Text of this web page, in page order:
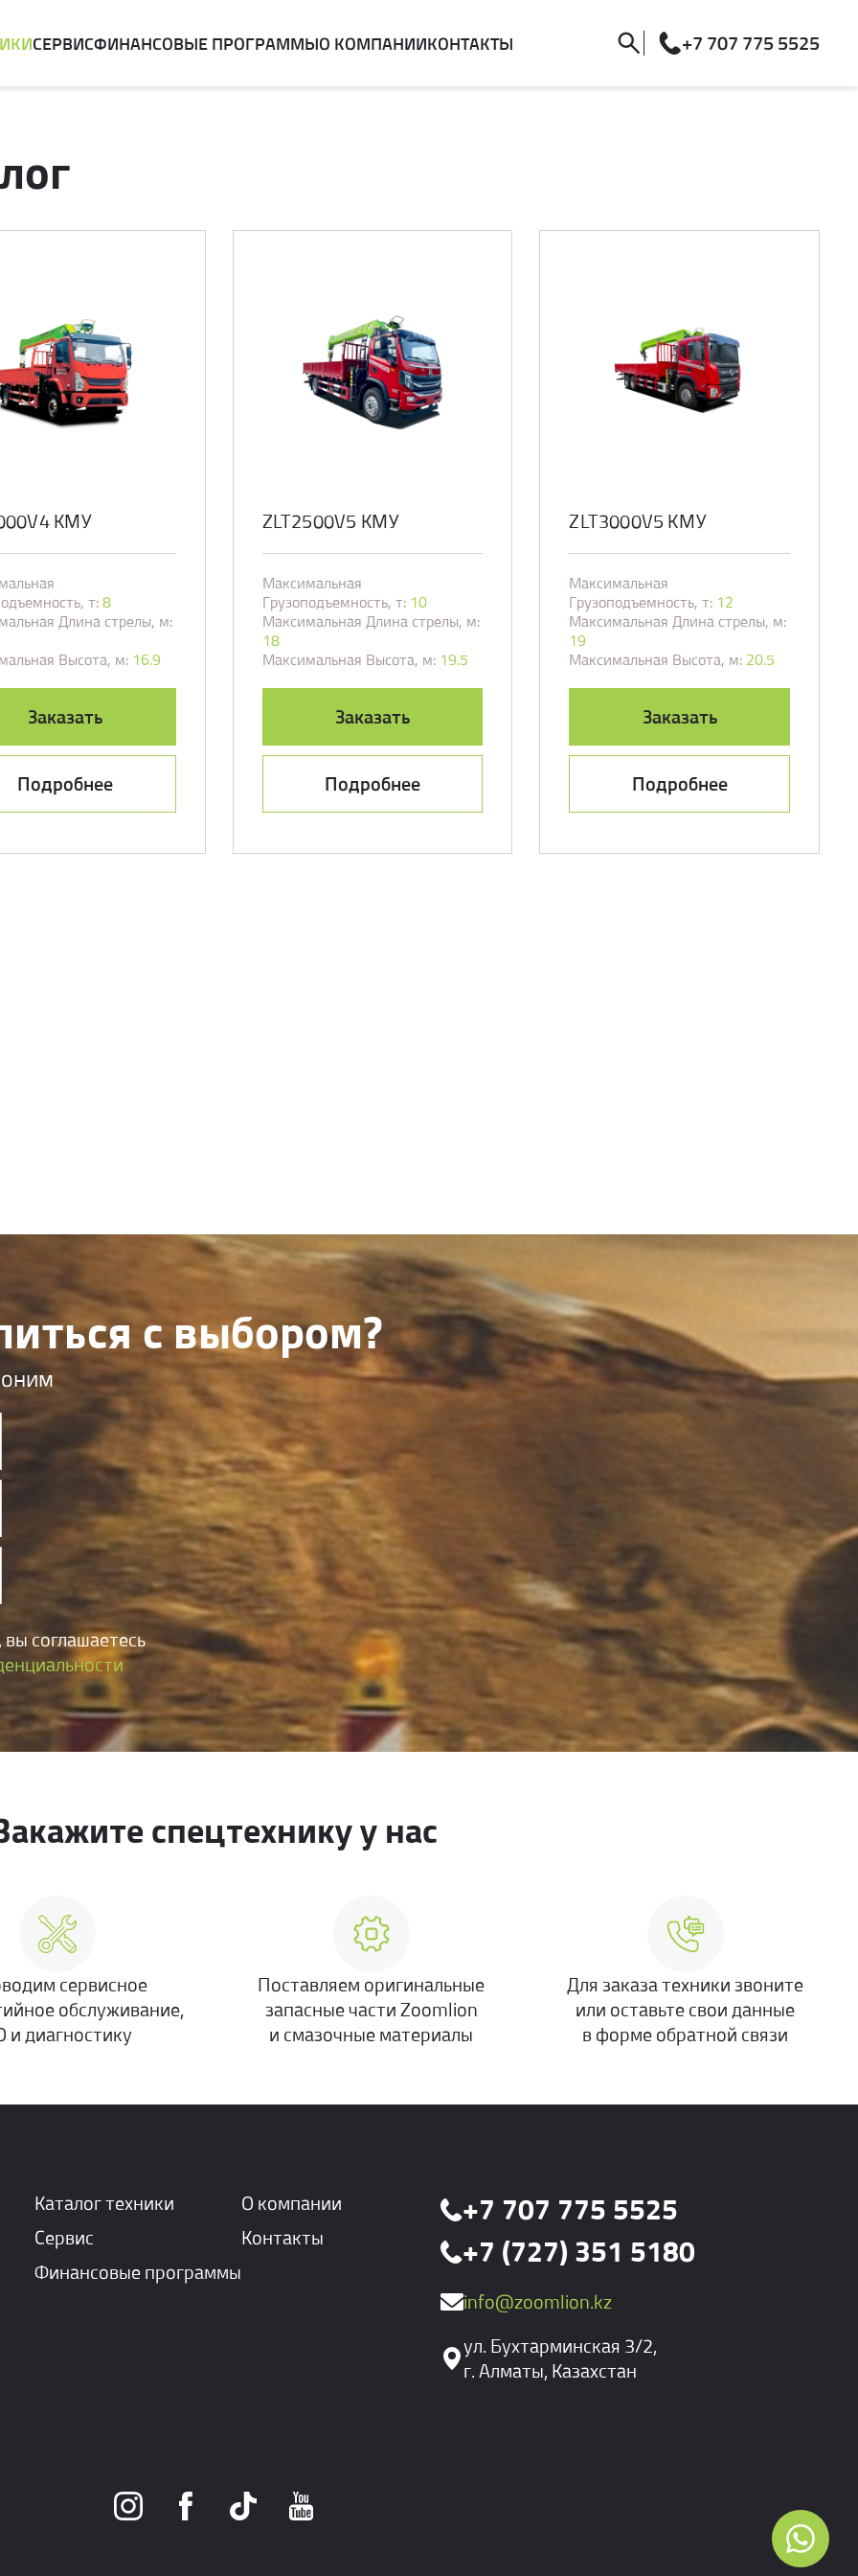
СЕРВИСФИНАНСОВЫЕ ПРОГРАММЫО КОМПАНИИКОНТАКТЫ +7 707 775 5525
КМУ
т:8
Длина стрелы, м:
Высота, м: 16.9
Заказать
Подробнее
ZLT2500V5 КМУ
Максимальная
Грузоподъемность, т: 10
Максимальная Длина стрелы, м:
18
Максимальная Высота, м: 19.5
Заказать
Подробнее
ZLT3000V5 КМУ
Максимальная
Грузоподъемность, т: 12
Максимальная Длина стрелы, м:
19
Максимальная Высота, м: 20.5
Заказать
Подробнее
с выбором?
соглашаетесь
спецтехнику у нас
сервисное
обслуживание,
и диагностику
Поставляем оригинальные
запасные части Zoomlion
и смазочные материалы
Для заказа техники звоните
или оставьте свои данные
в форме обратной связи
Каталог техники
Сервис
Финансовые программы
О компании
Контакты
+7 707 775 5525
+7 (727) 351 5180
info@zoomlion.kz
ул. Бухтарминская 3/2,
г. Алматы, Казахстан